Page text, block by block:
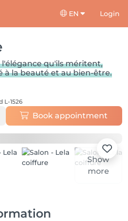
EN Login
l'élégance qu'ils méritent,
à la beauté et au bien-être.
L-1526
Book appointment
Show
more